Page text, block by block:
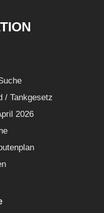
/ Tankgesetz
2026